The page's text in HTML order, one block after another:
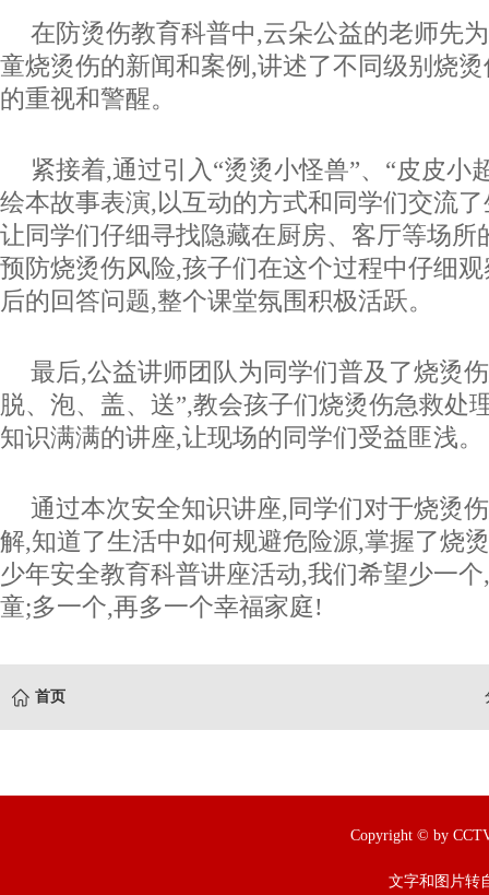
在防烫伤教育科普中,云朵公益的老师先
童烧烫伤的新闻和案例,讲述了不同级别烧
的重视和警醒。
紧接着,通过引入“烫烫小怪兽”、“皮皮小
绘本故事表演,以互动的方式和同学们交流
让同学们仔细寻找隐藏在厨房、客厅等场所
预防烧烫伤风险,孩子们在这个过程中仔细
后的回答问题,整个课堂氛围积极活跃。
最后,公益讲师团队为同学们普及了烧烫
脱、泡、盖、送”,教会孩子们烧烫伤急救处
知识满满的讲座,让现场的同学们受益匪浅。
通过本次安全知识讲座,同学们对于烧烫
解,知道了生活中如何规避危险源,掌握了烧
少年安全教育科普讲座活动,我们希望少一
童;多一个,再多一个幸福家庭!
首页
Copyright © by
文字和图片转